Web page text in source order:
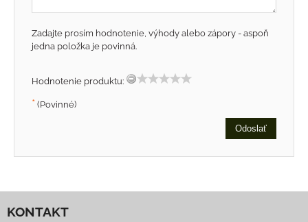
Zadajte prosím hodnotenie, výhody alebo zápory - aspoň
jedna položka je povinná.
Hodnotenie produktu:
* (Povinné)
Odoslať
KONTAKT